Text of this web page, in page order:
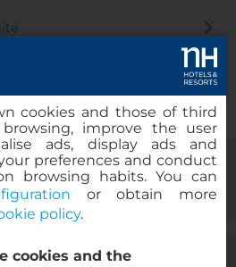
cookies and those of third
improve the user
ads, display ads and
preferences and conduct
browsing habits. You can
or obtain more
policy.
cookies and the